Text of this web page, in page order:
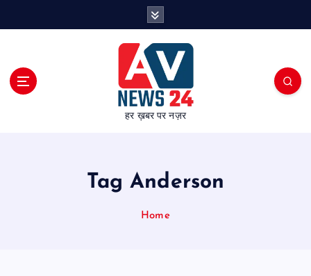
हर ख़बर पर नज़र
Tag Anderson
Home